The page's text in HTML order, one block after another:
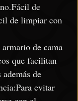
de
de limpiar con
de cama
que facilitan
de
evitar